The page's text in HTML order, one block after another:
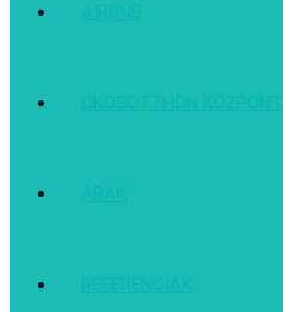
AIRBNB
OKOSOTTHON KÖZPONT
ÁRAK
REFERENCIÁK